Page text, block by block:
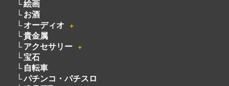
ピアノ
厨房機器
着物
骨董品
釣具
絵画
お酒
オーディオ
＋